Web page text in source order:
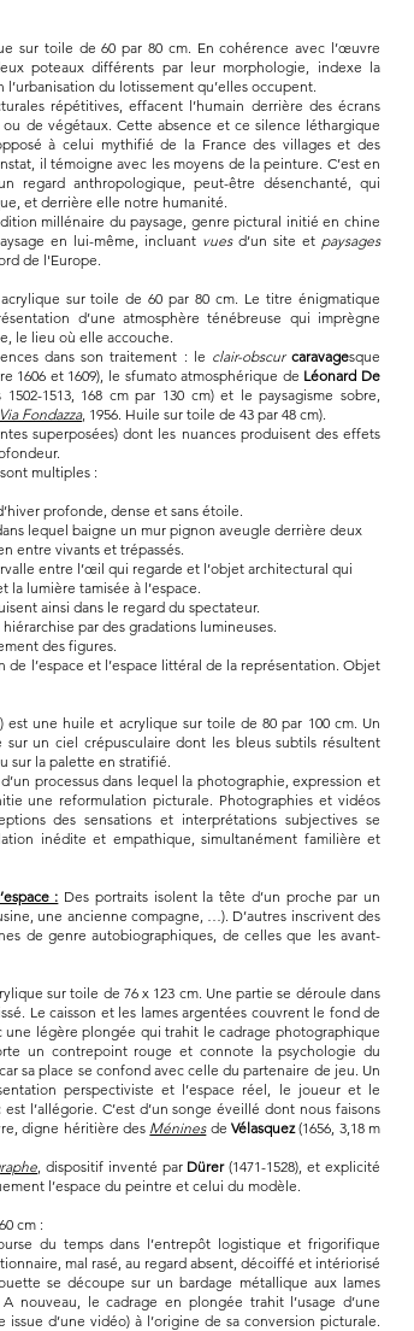
sur toile de 60 par 80 cm. En cohérence avec l’œuvre
poteaux différents par leur morphologie, indexe la
du lotissement qu’elles occupent.
répétitives, effacent l’humain derrière des écrans
de végétaux. Cette absence et ce silence léthargique
à celui mythifié de la France des villages et des
il témoigne avec les moyens de la peinture. C’est en
regard anthropologique, peut-être désenchanté, qui
et derrière elle notre humanité.
millénaire du paysage, genre pictural initié en chine
en lui-même, incluantvuesd’un site et paysages
de l'Europe.
sur toile de 60 par 80 cm. Le titre énigmatique
d’une atmosphère ténébreuse qui imprègne
le lieu où elle accouche.
dans son traitement : le clair-obscur caravagesque
1606 et 1609), le sfumato atmosphérique de Léonard De
1502-1513, 168 cm par 130 cm) et le paysagisme sobre,
Fondazza, 1956. Huile sur toile de 43 par 48 cm).
superposées) dont les nuances produisent des effets
multiples :
profonde, dense et sans étoile.
lequel baigne un mur pignon aveugle derrière deux
entre vivants et trépassés.
entre l’œil qui regarde et l’objet architectural qui
la lumière tamisée à l’espace.
ainsi dans le regard du spectateur.
par des gradations lumineuses.
des figures.
l’espace et l’espace littéral de la représentation. Objet
est une huile et acrylique sur toile de 80 par 100 cm. Un
sur un ciel crépusculaire dont les bleus subtils résultent
sur la palette en stratifié.
processus dans lequel la photographie, expression et
une reformulation picturale. Photographies et vidéos
des sensations et interprétations subjectives se
inédite et empathique, simultanément familière et
: Des portraits isolent la tête d’un proche par un
une ancienne compagne, …). D’autres inscrivent des
de genre autobiographiques, de celles que les avant-
sur toile de 76 x 123 cm. Une partie se déroule dans
Le caisson et les lames argentées couvrent le fond de
légère plongée qui trahit le cadrage photographique
un contrepoint rouge et connote la psychologie du
sa place se confond avec celle du partenaire de jeu. Un
perspectiviste et l’espace réel, le joueur et le
l’allégorie. C’est d’un songe éveillé dont nous faisons
digne héritière des MéninesdeVélasquez(1656, 3,18 m
, dispositif inventé par Dürer(1471-1528), et explicité
l’espace du peintre et celui du modèle.
cm :
du temps dans l’entrepôt logistique et frigorifique
mal rasé, au regard absent, décoiffé et intériorisé
se découpe sur un bardage métallique aux lames
nouveau, le cadrage en plongée trahit l’usage d’une
d’une vidéo) à l’origine de sa conversion picturale.